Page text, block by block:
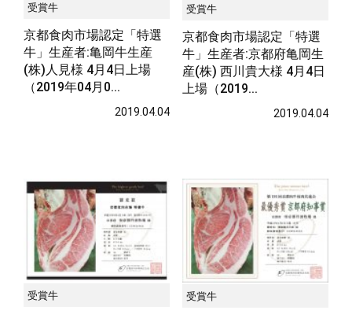
しゃぶしゃぶ コマ切れミンチ ローストビーフ
焼豚など（豚肉の加工
牛丼など（牛肉の加工
品）
カレー・コロッケ・ハン
（熟）
千代幻豚 贈り物・ギフト
受賞牛
京都食肉市場認定「特選
牛」生産者:亀岡牛生産
(株)人見様 4月4日上場
（2019年04月0...
2019.04.04
受賞牛
京都食肉市場認定「特選
牛」生産者:京都府亀岡生
産(株) 西川貴大様 4月4日
上場（2019...
2019.04.04
受賞牛 受賞牛